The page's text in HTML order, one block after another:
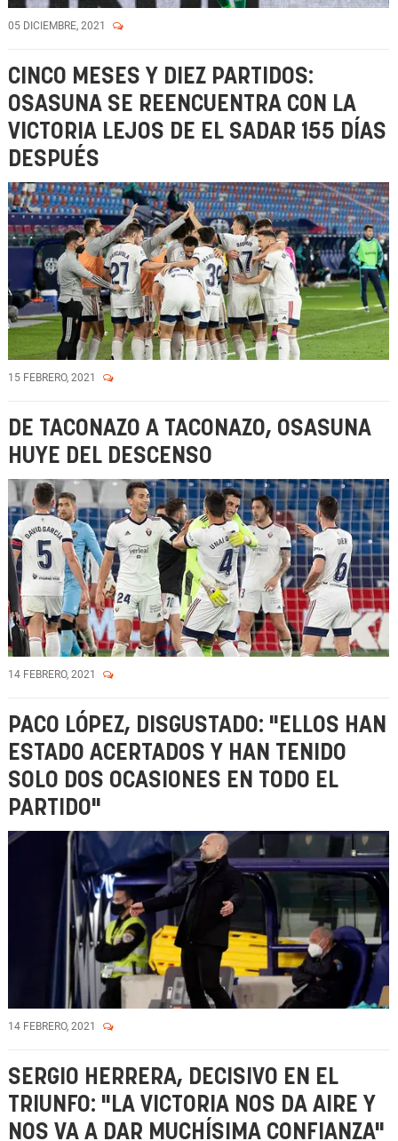
05 DICIEMBRE, 2021
CINCO MESES Y DIEZ PARTIDOS:
OSASUNA SE REENCUENTRA CON LA
VICTORIA LEJOS DE EL SADAR 155 DÍAS
DESPUÉS
15 FEBRERO, 2021
DE TACONAZO A TACONAZO, OSASUNA
HUYE DEL DESCENSO
14 FEBRERO, 2021
PACO LÓPEZ, DISGUSTADO: "ELLOS HAN
ESTADO ACERTADOS Y HAN TENIDO
SOLO DOS OCASIONES EN TODO EL
PARTIDO"
14 FEBRERO, 2021
SERGIO HERRERA, DECISIVO EN EL
TRIUNFO: "LA VICTORIA NOS DA AIRE Y
NOS VA A DAR MUCHÍSIMA CONFIANZA"